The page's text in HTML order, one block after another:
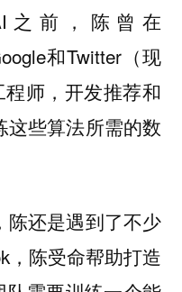
之前，陈曾在
和Twitter（现
师，开发推荐和
些算法所需的数
陈还是遇到了不少
，陈受命帮助打造